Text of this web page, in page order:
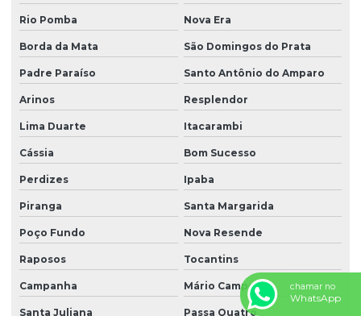
Rio Pomba Nova Era
Borda da Mata São Domingos do Prata
Padre Paraíso Santo Antônio do Amparo
Arinos Resplendor
Lima Duarte Itacarambi
Cássia Bom Sucesso
Perdizes Ipaba
Piranga Santa Margarida
Poço Fundo Nova Resende
Raposos Tocantins
Campanha Mário Campos
Santa Juliana Passa Quatro
chamar no
WhatsApp